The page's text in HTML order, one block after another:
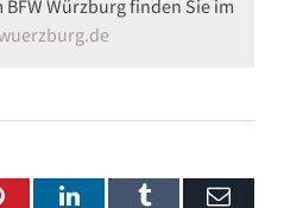
Würzburg finden Sie im
PinterestLinkedInTumblr